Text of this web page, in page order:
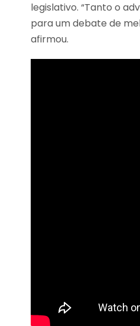
legislativo. “Tanto o
para um debate de
afirmou.